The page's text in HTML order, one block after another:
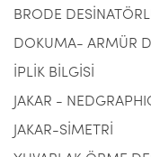
BRODE
DOKUMA- ARMÜR
İPLİK BİLGİSİ
JAKAR -
JAKAR-SİMETRİ